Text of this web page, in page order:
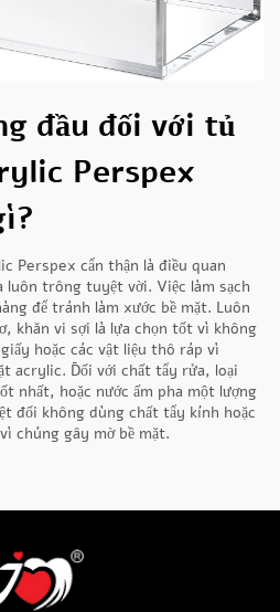
đầu đối với tủ
Perspex
Perspex cẩn thận là điều quan
luôn trông tuyệt vời. Việc làm sạch
để tránh làm xước bề mặt. Luôn
khăn vi sợi là lựa chọn tốt vì không
hoặc các vật liệu thô ráp vì
acrylic. Đối với chất tẩy rửa, loại
nhất, hoặc nước ấm pha một lượng
đối không dùng chất tẩy kính hoặc
chúng gây mờ bề mặt.